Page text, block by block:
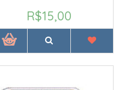
R$15,00